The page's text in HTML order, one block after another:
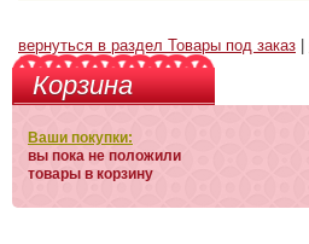
вернуться в раздел Товары под заказ |
Корзина
Ваши покупки:
вы пока не положили
товары в корзину